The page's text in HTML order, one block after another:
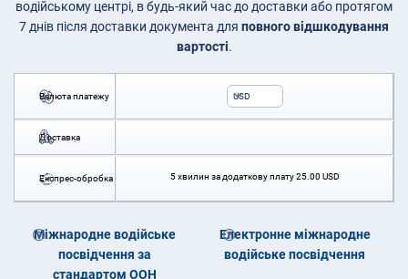
водійському центрі, в будь-який час до доставки або протягом
7 днів після доставки документа для повного відшкодування
вартості.
Валюта платежу USD
Доставка
Експрес-обробка 5 хвилин за додаткову плату25.00 USD
Міжнародне водійське
посвідчення за
стандартом ООН
Електронне міжнародне
водійське посвідчення